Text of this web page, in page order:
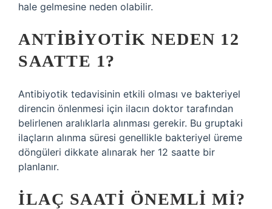
hale gelmesine neden olabilir.
ANTIBIYOTIK NEDEN 12
SAATTE 1?
Antibiyotik tedavisinin etkili olması ve bakteriyel
direncin önlenmesi için ilacın doktor tarafından
belirlenen aralıklarla alınması gerekir. Bu gruptaki
ilaçların alınma süresi genellikle bakteriyel üreme
döngüleri dikkate alınarak her 12 saatte bir
planlanır.
İLAÇ SAATI ÖNEMLI MI?